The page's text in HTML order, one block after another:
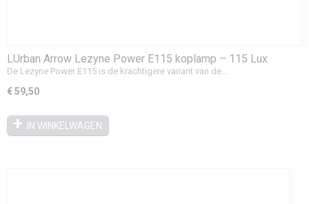
LUrban Arrow Lezyne Power E115 koplamp – 115 Lux
(Family)
De Lezyne Power E115 is de krachtigere variant van de…
€ 59,50
IN WINKELWAGEN